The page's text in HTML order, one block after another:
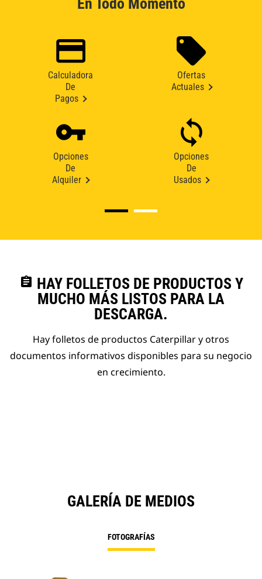
En Todo Momento
Calculadora
De
Pagos
Ofertas
Actuales
Opciones
De
Alquiler
Opciones
De
Usados
assignment HAY FOLLETOS DE PRODUCTOS Y
MUCHO MÁS LISTOS PARA LA
DESCARGA.
Hay folletos de productos Caterpillar y otros
documentos informativos disponibles para su negocio
en crecimiento.
GALERÍA DE MEDIOS
FOTOGRAFÍAS